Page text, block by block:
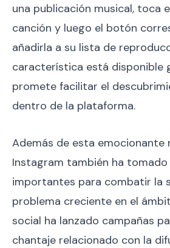
una publicación musical, toca
canción y luego el botón
añadirla a su lista de
característica está disponible
promete facilitar el
dentro de la plataforma.
Además de esta emocionante
Instagram también ha tomado
importantes para combatir la
problema creciente en el
social ha lanzado campañas
chantaje relacionado con la